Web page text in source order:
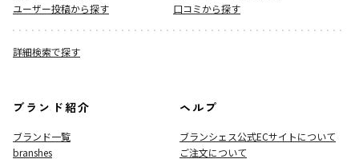
ユーザー投稿から探す
口コミから探す
詳細検索で探す
ブランド紹介
ブランド一覧
branshes
ヘルプ
ブランシェス公式ECサイトについて
ご注文について